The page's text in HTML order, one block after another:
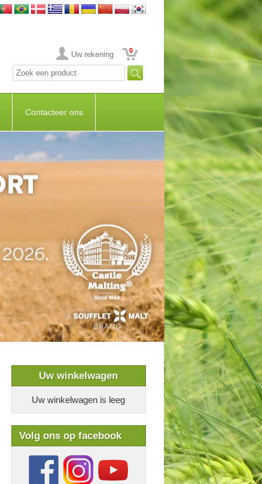
Uw rekening 0
Contacteer ons
Uw winkelwagen
Uw winkelwagen is leeg
Volg ons op facebook